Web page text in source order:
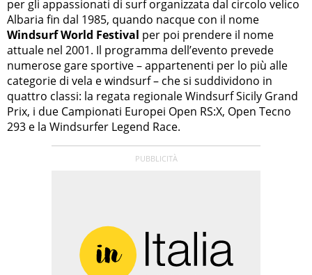
per gli appassionati di surf organizzata dal circolo velico
Albaria fin dal 1985, quando nacque con il nome
Windsurf World Festival per poi prendere il nome
attuale nel 2001. Il programma dell’evento prevede
numerose gare sportive – appartenenti per lo più alle
categorie di vela e windsurf – che si suddividono in
quattro classi: la regata regionale Windsurf Sicily Grand
Prix, i due Campionati Europei Open RS:X, Open Tecno
293 e la Windsurfer Legend Race.